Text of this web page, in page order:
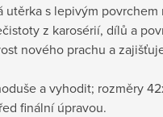
s lepivým
z karosérií, dílů a
nového prachu a
a vyhodit; rozměry
finální úpravou.